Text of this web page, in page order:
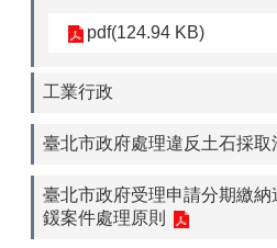
pdf(124.94 KB)
工業行政
臺北市政府處理違反土石採
臺北市政府受理申請分期繳
鍰案件處理原則